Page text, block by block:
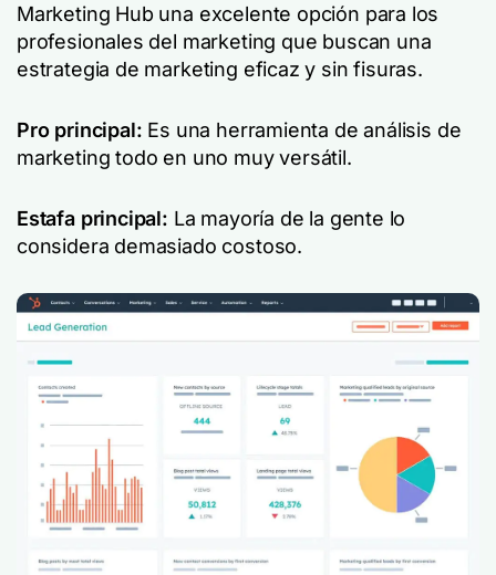
Marketing Hub una excelente opción para los
profesionales del marketing que buscan una
estrategia de marketing eficaz y sin fisuras.
Pro principal: Es una herramienta de análisis de
marketing todo en uno muy versátil.
Estafa principal: La mayoría de la gente lo
considera demasiado costoso.